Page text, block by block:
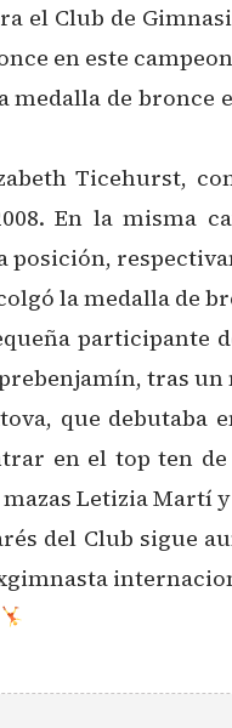
el Club de
en este
medalla de bronce
Ticehurst,
En la misma
la medalla de
participante
tras
que
en el top ten
Letizia Martí
del Club sigue